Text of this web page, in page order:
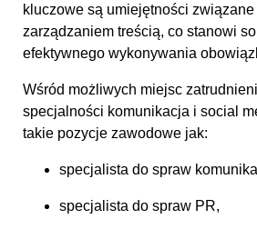
kluczowe są umiejętności
zarządzaniem treścią, co stanowi
efektywnego wykonywania
Wśród możliwych miejsc
specjalności komunikacja i social
takie pozycje zawodowe jak:
specjalista do spraw
specjalista do spraw PR,